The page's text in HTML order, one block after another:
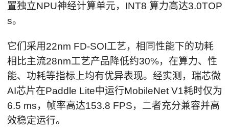
置独立NPU神经计算单元，INT8 算力高达3.0TOP
s。
它们采用22nm FD-SOI工艺，相同性能下的功耗
相比主流28nm工艺产品降低约30%，在算力、性
能、功耗等指标上均有优异表现。经实测，瑞芯微
AI芯片在Paddle Lite中运行MobileNet V1耗时仅为
6.5 ms，帧率高达153.8 FPS，二者充分兼容并高
效稳定运行。